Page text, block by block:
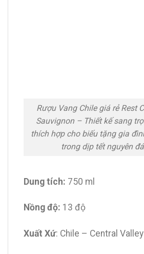
Rượu Vang Chile giá rẻ Rest
Sauvignon – Thiết kế sang
thích hợp cho biếu tặng gia
trong dịp tết nguyên
Dung tích: 750 ml
Nồng độ: 13 độ
Xuất Xứ: Chile – Central Valley